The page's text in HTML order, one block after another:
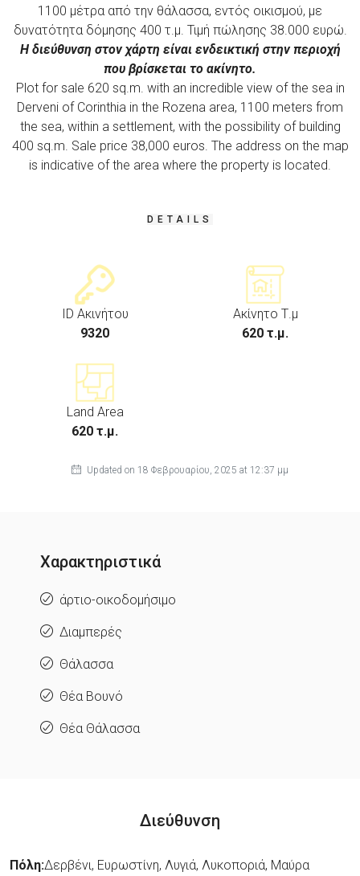
1100 μέτρα από την θάλασσα, εντός οικισμού, με
δυνατότητα δόμησης 400 τ.μ. Τιμή πώλησης 38.000 ευρώ.
Η διεύθυνση στον χάρτη είναι ενδεικτική στην περιοχή
που βρίσκεται το ακίνητο.
Plot for sale 620 sq.m. with an incredible view of the sea in
Derveni of Corinthia in the Rozena area, 1100 meters from
the sea, within a settlement, with the possibility of building
400 sq.m. Sale price 38,000 euros. The address on the map
is indicative of the area where the property is located.
DETAILS
ID Ακινήτου
9320
Ακίνητο Τ.μ
620 τ.μ.
Land Area
620 τ.μ.
Updated on 18 Φεβρουαρίου, 2025 at 12:37 μμ
Χαρακτηριστικά
άρτιο-οικοδομήσιμο
Διαμπερές
Θάλασσα
Θέα Βουνό
Θέα Θάλασσα
Διεύθυνση
Πόλη:Δερβένι, Ευρωστίνη, Λυγιά, Λυκοποριά, Μαύρα